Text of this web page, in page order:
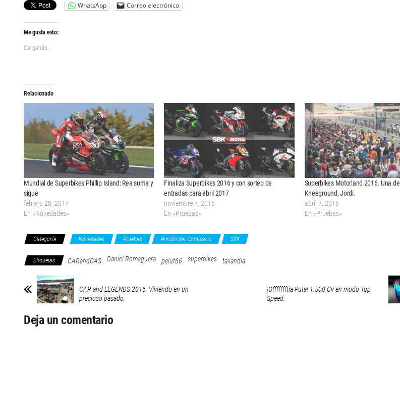
WhatsApp Correo electrónico
Me gusta esto:
Cargando...
Relacionado
Mundial de Superbikes Phillip Island: Rea suma y
sigue
febrero 28, 2017
En «Novedades»
Finaliza Superbikes 2016 y con sorteo de
entradas para abril 2017
noviembre 7, 2016
En «Pruebas»
Superbikes Motorland 2016. Una de
Kneeground, Jordi.
abril 7, 2016
En «Pruebas»
Categoría Novedades Pruebas Rincón del Comisario SBK
Etiquetas CARandGAS Daniel Romaguera pelut66 superbikes tailandia
CAR and LEGENDS 2016. Viviendo en un
precioso pasado.
¡Offffffftia Puta! 1.500 Cv en modo Top
Speed.
Deja un comentario